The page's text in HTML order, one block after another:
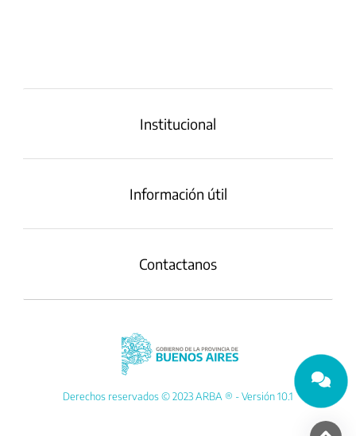
Institucional
Información útil
Contactanos
Derechos reservados © 2023 ARBA ® - Versión 10.1